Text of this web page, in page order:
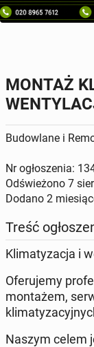
MONTAŻ
Budowlane i
Nr ogłoszenia:
Odświeżono 7
Dodano 2
Treść
Klimatyzacja i
Oferujemy
montażem,
Naszym celem